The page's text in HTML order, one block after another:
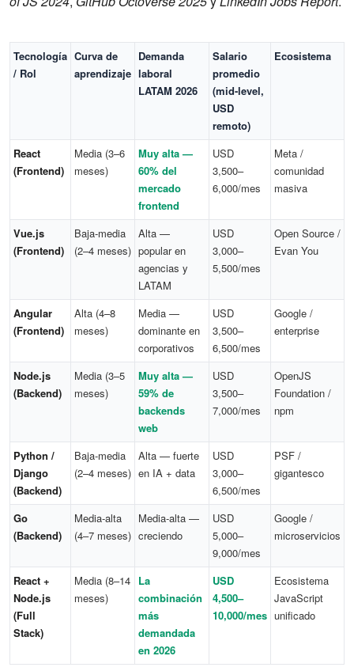
Tecnología
/ Rol
Curva de
aprendizaje
Demanda
laboral
LATAM 2026
Salario
promedio
(mid-level,
USD
remoto)
Ecosistema
React
(Frontend)
Media (3–6
meses)
Muy alta —
60% del
mercado
frontend
USD
3,500–
6,000/mes
Meta /
comunidad
masiva
Vue.js
(Frontend)
Baja-media
(2–4 meses)
Alta —
popular en
agencias y
LATAM
USD
3,000–
5,500/mes
Open Source /
Evan You
Angular
(Frontend)
Alta (4–8
meses)
Media —
dominante en
corporativos
USD
3,500–
6,500/mes
Google /
enterprise
Node.js
(Backend)
Media (3–5
meses)
Muy alta —
59% de
backends
web
USD
3,500–
7,000/mes
OpenJS
Foundation /
npm
Python /
Django
(Backend)
Baja-media
(2–4 meses)
Alta — fuerte
en IA + data
USD
3,000–
6,500/mes
PSF /
gigantesco
Go
(Backend)
Media-alta
(4–7 meses)
Media-alta —
creciendo
USD
5,000–
9,000/mes
Google /
microservicios
React +
Node.js
(Full
Stack)
Media (8–14
meses)
La
combinación
más
demandada
en 2026
USD
4,500–
10,000/mes
Ecosistema
JavaScript
unificado